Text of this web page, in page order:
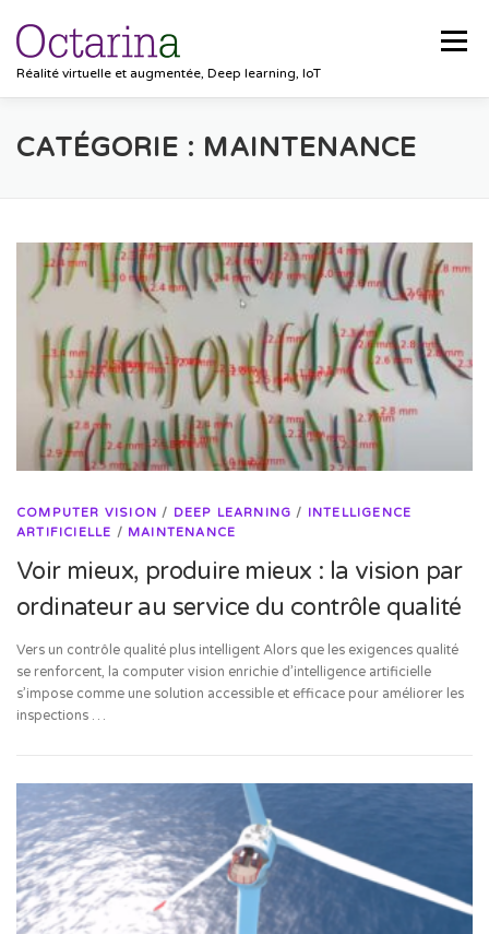
Réalité virtuelle et augmentée, Deep learning, IoT
Menu
ACCUEIL PROJETS SOLUTIONS
CONTACT
CATÉGORIE : MAINTENANCE
COMPUTER VISION / DEEP LEARNING / INTELLIGENCE
ARTIFICIELLE / MAINTENANCE
Voir mieux, produire mieux : la vision par
ordinateur au service du contrôle qualité
Vers un contrôle qualité plus intelligent Alors que les exigences qualité
se renforcent, la computer vision enrichie d’intelligence artificielle
s’impose comme une solution accessible et efficace pour améliorer les
inspections …